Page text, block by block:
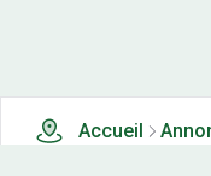
Accueil